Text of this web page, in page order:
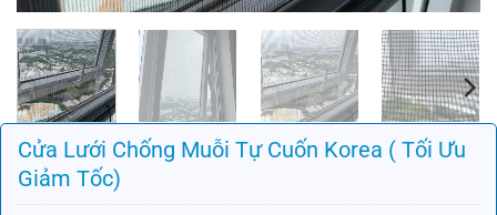
Cửa Lưới Chống Muỗi Tự Cuốn Korea ( Tối Ưu
Giảm Tốc)